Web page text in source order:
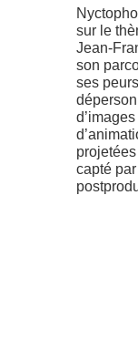
sur le
Jean-
son
ses
capté